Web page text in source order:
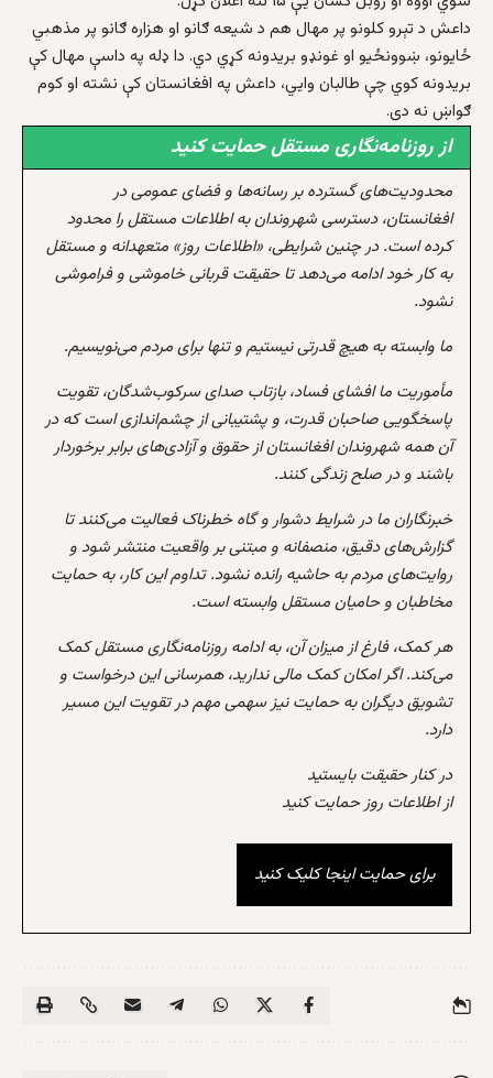
داعش د تېرو کلونو پر مهال هم د شيعه ګانو او هزاره ګانو پر مذهبي
ځايونو، ښوونځيو او غونډو بريدونه کړي دي. دا ډله په داسې مهال کې
بريدونه کوي چې طالبان وايي، داعش په افغانستان کې نشته او کوم
ګواښ نه دی.
از روزنامه‌نگاری مستقل حمایت کنید
محدودیت‌های گسترده بر رسانه‌ها و فضای عمومی در
افغانستان، دسترسی شهروندان به اطلاعات مستقل را محدود
کرده است. در چنین شرایطی، «اطلاعات روز» متعهدانه و مستقل
به کار خود ادامه می‌دهد تا حقیقت قربانی خاموشی و فراموشی
نشود.
ما وابسته به هیچ قدرتی نیستیم و تنها برای مردم می‌نویسیم.
مأموریت ما افشای فساد، بازتاب صدای سرکوب‌شدگان، تقویت
پاسخگویی صاحبان قدرت، و پشتیبانی از چشم‌اندازی است که در
آن همه شهروندان افغانستان از حقوق و آزادی‌های برابر برخوردار
باشند و در صلح زندگی کنند.
خبرنگاران ما در شرایط دشوار و گاه خطرناک فعالیت می‌کنند تا
گزارش‌های دقیق، منصفانه و مبتنی بر واقعیت منتشر شود و
روایت‌های مردم به حاشیه رانده نشود. تداوم این کار، به حمایت
مخاطبان و حامیان مستقل وابسته است.
هر کمک، فارغ از میزان آن، به ادامه روزنامه‌نگاری مستقل کمک
می‌کند. اگر امکان کمک مالی ندارید، همرسانی این درخواست و
تشویق دیگران به حمایت نیز سهمی مهم در تقویت این مسیر
دارد.
در کنار حقیقت بایستید
از اطلاعات روز حمایت کنید
برای حمایت اینجا کلیک کنید